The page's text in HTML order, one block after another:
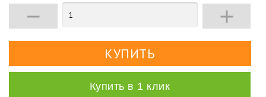
 
Купить в 1 клик